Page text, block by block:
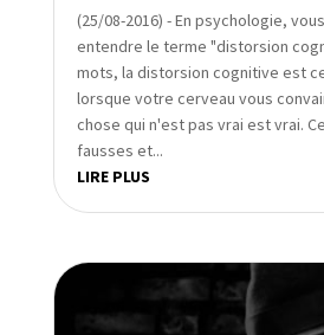
(25/08-2016) - En psychologie,
entendre le terme "distorsion
mots, la distorsion cognitive est
lorsque votre cerveau vous
chose qui n'est pas vrai est vrai.
fausses et...
LIRE PLUS